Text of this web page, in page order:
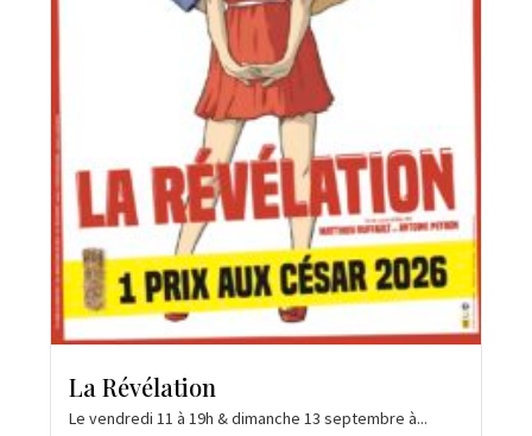
La Révélation
Le vendredi 11 à 19h & dimanche 13 septembre à...